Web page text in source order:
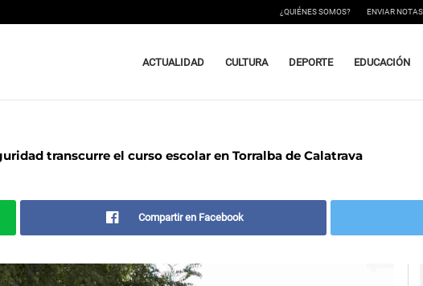
¿QUIÉNES SOMOS? ENVIAR
ACTUALIDAD CULTURA DEPORTE EDUCACIÓN
transcurre el curso escolar en Torralba de Calatrava
Compartir en Facebook